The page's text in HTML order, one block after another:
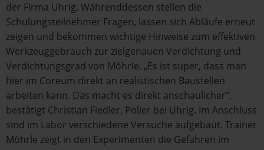
der Firma Uhrig. Währenddessen stellen die
Schulungsteilnehmer Fragen, lassen sich Abläufe erneut
zeigen und bekommen wichtige Hinweise zum effektiven
Werkzeuggebrauch zur zielgenauen Verdichtung und
Verdichtungsgrad von Möhrle. „Es ist super, dass man
hier im Coreum direkt an realistischen Baustellen
arbeiten kann. Das macht es direkt anschaulicher“,
bestätigt Christian Fiedler, Polier bei Uhrig. Im Anschluss
sind im Labor verschiedene Versuche aufgebaut. Trainer
Möhrle zeigt in den Experimenten die Gefahren im